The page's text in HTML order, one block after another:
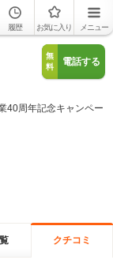
履歴 お気に入り メニュー
無
料
電話する
40周年記念キャンペー
クチコミ